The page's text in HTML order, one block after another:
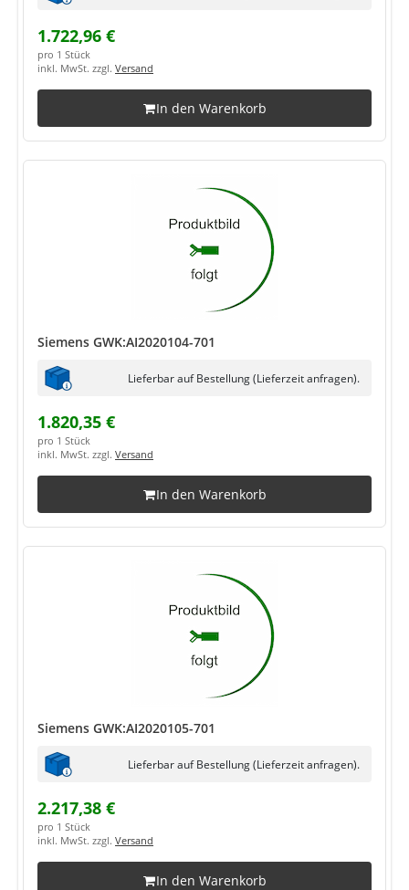
1.722,96 €
pro 1 Stück
inkl. MwSt. zzgl. Versand
In den Warenkorb
Siemens GWK:AI2020104-701
Lieferbar auf Bestellung (Lieferzeit anfragen).
1.820,35 €
pro 1 Stück
inkl. MwSt. zzgl. Versand
In den Warenkorb
Siemens GWK:AI2020105-701
Lieferbar auf Bestellung (Lieferzeit anfragen).
2.217,38 €
pro 1 Stück
inkl. MwSt. zzgl. Versand
In den Warenkorb